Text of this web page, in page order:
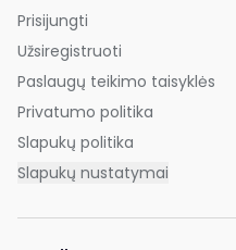
Prisijungti
Užsiregistruoti
Paslaugų teikimo taisyklės
Privatumo politika
Slapukų politika
Slapukų nustatymai